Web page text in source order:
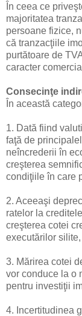
În ceea ce
majoritatea
persoane fizice,
că tranzacţiile
purtătoare de
caracter
Consecinţe
În această
1. Dată fiind
faţă de
neîncrederii în
creşterea
condiţiile în care
2. Aceeaşi
ratelor la
creşterea cotei
executărilor
3. Mărirea cotei
vor conduce la o
pentru investiţii
4. Incertitudinea